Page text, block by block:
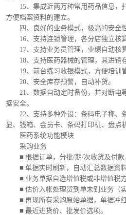
15、集成近两万种常用药品信息，扫
方便档案资料的建立。
四、良好的业务模式，极高的安全
16、支持连锁管理，各分店独立核算
17、支持业务员管理，业绩自动核算
18、支持医药器械的管理，其进销存
19、前台练习收银模式，方便培训管
20、安全库存预警，自动补货。
21、数据自动定时备份，并对断电
据安全。
22、支持多种外设：条码电子称、
显、钱箱、会员卡、条码打印机、盘点
医药系统功能模块
采购业务
■ 根据订单，分批/期/次收货及付款
■ 单据实时刷新，自动汇总数据资料
■ 业务单据自选增值税或非增值税方
■ 估价入帐处理货到单未到业务（实
■ 再现所有采购原始单据，单据冲红
■ 最近进货价、批发价选项。